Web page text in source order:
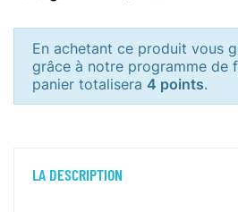
En achetant ce produit vous
grâce à notre programme de
panier totalisera 4 points.
LA DESCRIPTION